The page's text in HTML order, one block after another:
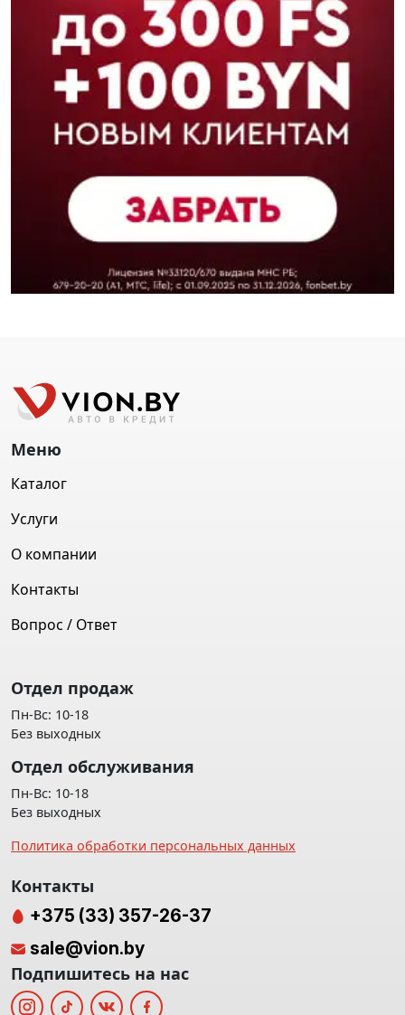
Меню
Каталог
Услуги
О компании
Контакты
Вопрос / Ответ
Отдел продаж
Пн-Вс: 10-18
Без выходных
Отдел обслуживания
Пн-Вс: 10-18
Без выходных
Политика обработки персональных данных
Контакты
+375 (33) 357-26-37
sale@vion.by
Подпишитесь на нас